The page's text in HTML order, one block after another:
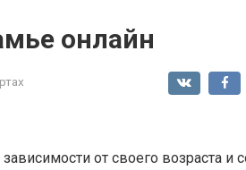
онлайн
от своего возраста и